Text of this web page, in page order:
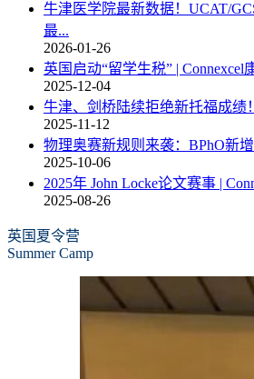
牛津医学院最新数据！UCAT/
最...
2026-01-26
英国启动“留学生税” | Connexcel
2025-12-04
牛津、剑桥陆续拒绝新托福成绩
2025-11-12
物理奥赛新规则来袭：BPhO新增
2025-10-06
2025年 John Locke论文赛事 |
2025-08-26
英国夏令营
Summer Camp